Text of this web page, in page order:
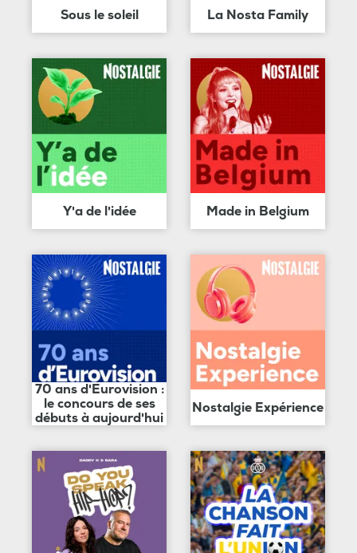
Sous le soleil La Nosta Family
Y'a de l'idée Made in Belgium
70 ans d'Eurovision :
le concours de ses
débuts à aujourd'hui
Nostalgie Expérience